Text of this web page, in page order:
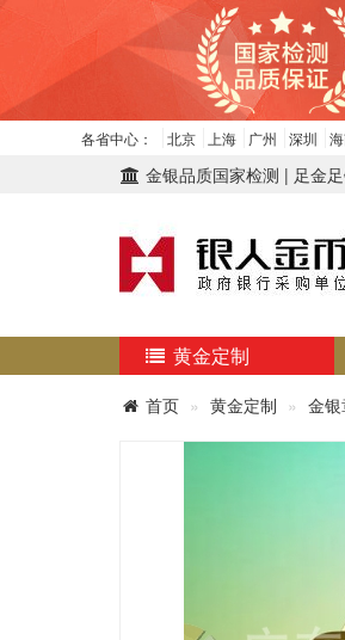
各省中心： 北京 上海 广州 深圳
金银品质国家检测 | 足金
黄金定制
首页 黄金定制 金